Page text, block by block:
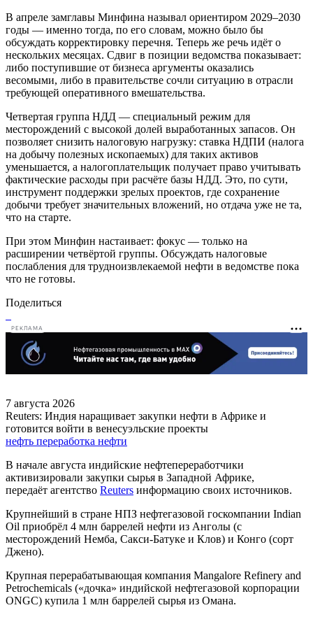
В апреле замглавы Минфина называл ориентиром 2029–2030
годы — именно тогда, по его словам, можно было бы
обсуждать корректировку перечня. Теперь же речь идёт о
нескольких месяцах. Сдвиг в позиции ведомства показывает:
либо поступившие от бизнеса аргументы оказались
весомыми, либо в правительстве сочли ситуацию в отрасли
требующей оперативного вмешательства.
Четвертая группа НДД — специальный режим для
месторождений с высокой долей выработанных запасов. Он
позволяет снизить налоговую нагрузку: ставка НДПИ (налога
на добычу полезных ископаемых) для таких активов
уменьшается, а налогоплательщик получает право учитывать
фактические расходы при расчёте базы НДД. Это, по сути,
инструмент поддержки зрелых проектов, где сохранение
добычи требует значительных вложений, но отдача уже не та,
что на старте.
При этом Минфин настаивает: фокус — только на
расширении четвёртой группы. Обсуждать налоговые
послабления для трудноизвлекаемой нефти в ведомстве пока
что не готовы.
Поделиться
РЕКЛАМА
7 августа 2026
Reuters: Индия наращивает закупки нефти в Африке и
готовится войти в венесуэльские проекты
нефть переработка нефти
В начале августа индийские нефтепереработчики
активизировали закупки сырья в Западной Африке,
передаёт агентство Reuters информацию своих источников.
Крупнейший в стране НПЗ нефтегазовой госкомпании Indian
Oil приобрёл 4 млн баррелей нефти из Анголы (с
месторождений Немба, Сакси-Батуке и Клов) и Конго (сорт
Джено).
Крупная перерабатывающая компания Mangalore Refinery and
Petrochemicals («дочка» индийской нефтегазовой корпорации
ONGC) купила 1 млн баррелей сырья из Омана.